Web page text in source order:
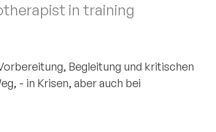
in training
Begleitung und kritischen
- in Krisen, aber auch bei